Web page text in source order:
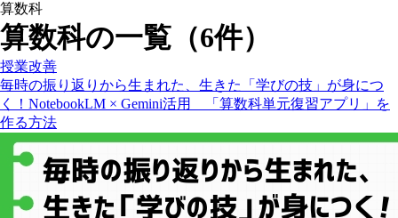
算数科
算数科の一覧（6件）
授業改善
毎時の振り返りから生まれた、生きた「学びの技」が身につ
く！NotebookLM × Gemini活用 「算数科単元復習アプリ」を
作る方法